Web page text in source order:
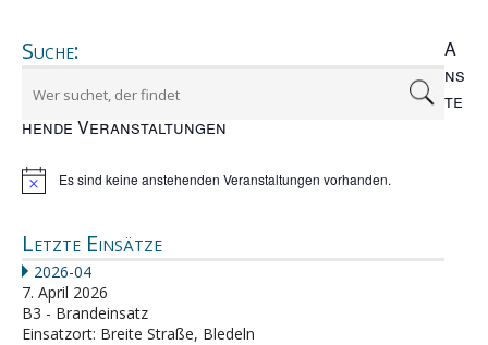
Suche:
A
ns
te
hende Veranstaltungen
HinweisEs sind keine anstehenden Veranstaltungen vorhanden.
Letzte Einsätze
2026-04
7. April 2026
B3 - Brandeinsatz
Einsatzort: Breite Straße, Bledeln